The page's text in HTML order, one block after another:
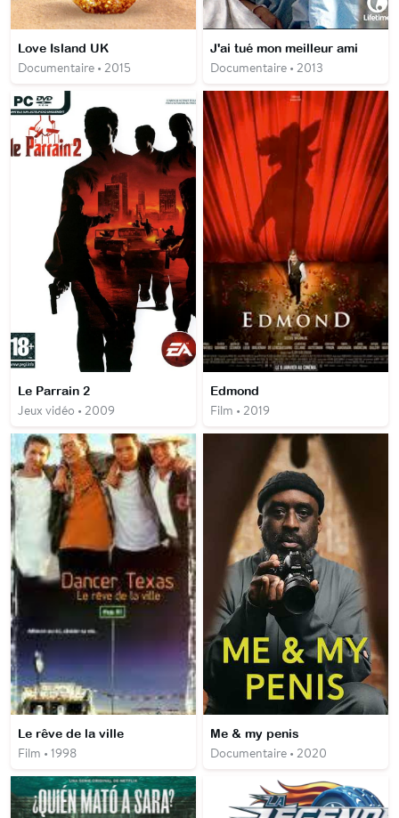
Love Island UK
Documentaire • 2015
J'ai tué mon meilleur ami
Documentaire • 2013
Le Parrain 2
Jeux vidéo • 2009
Edmond
Film • 2019
Le rêve de la ville
Film • 1998
Me & my penis
Documentaire • 2020